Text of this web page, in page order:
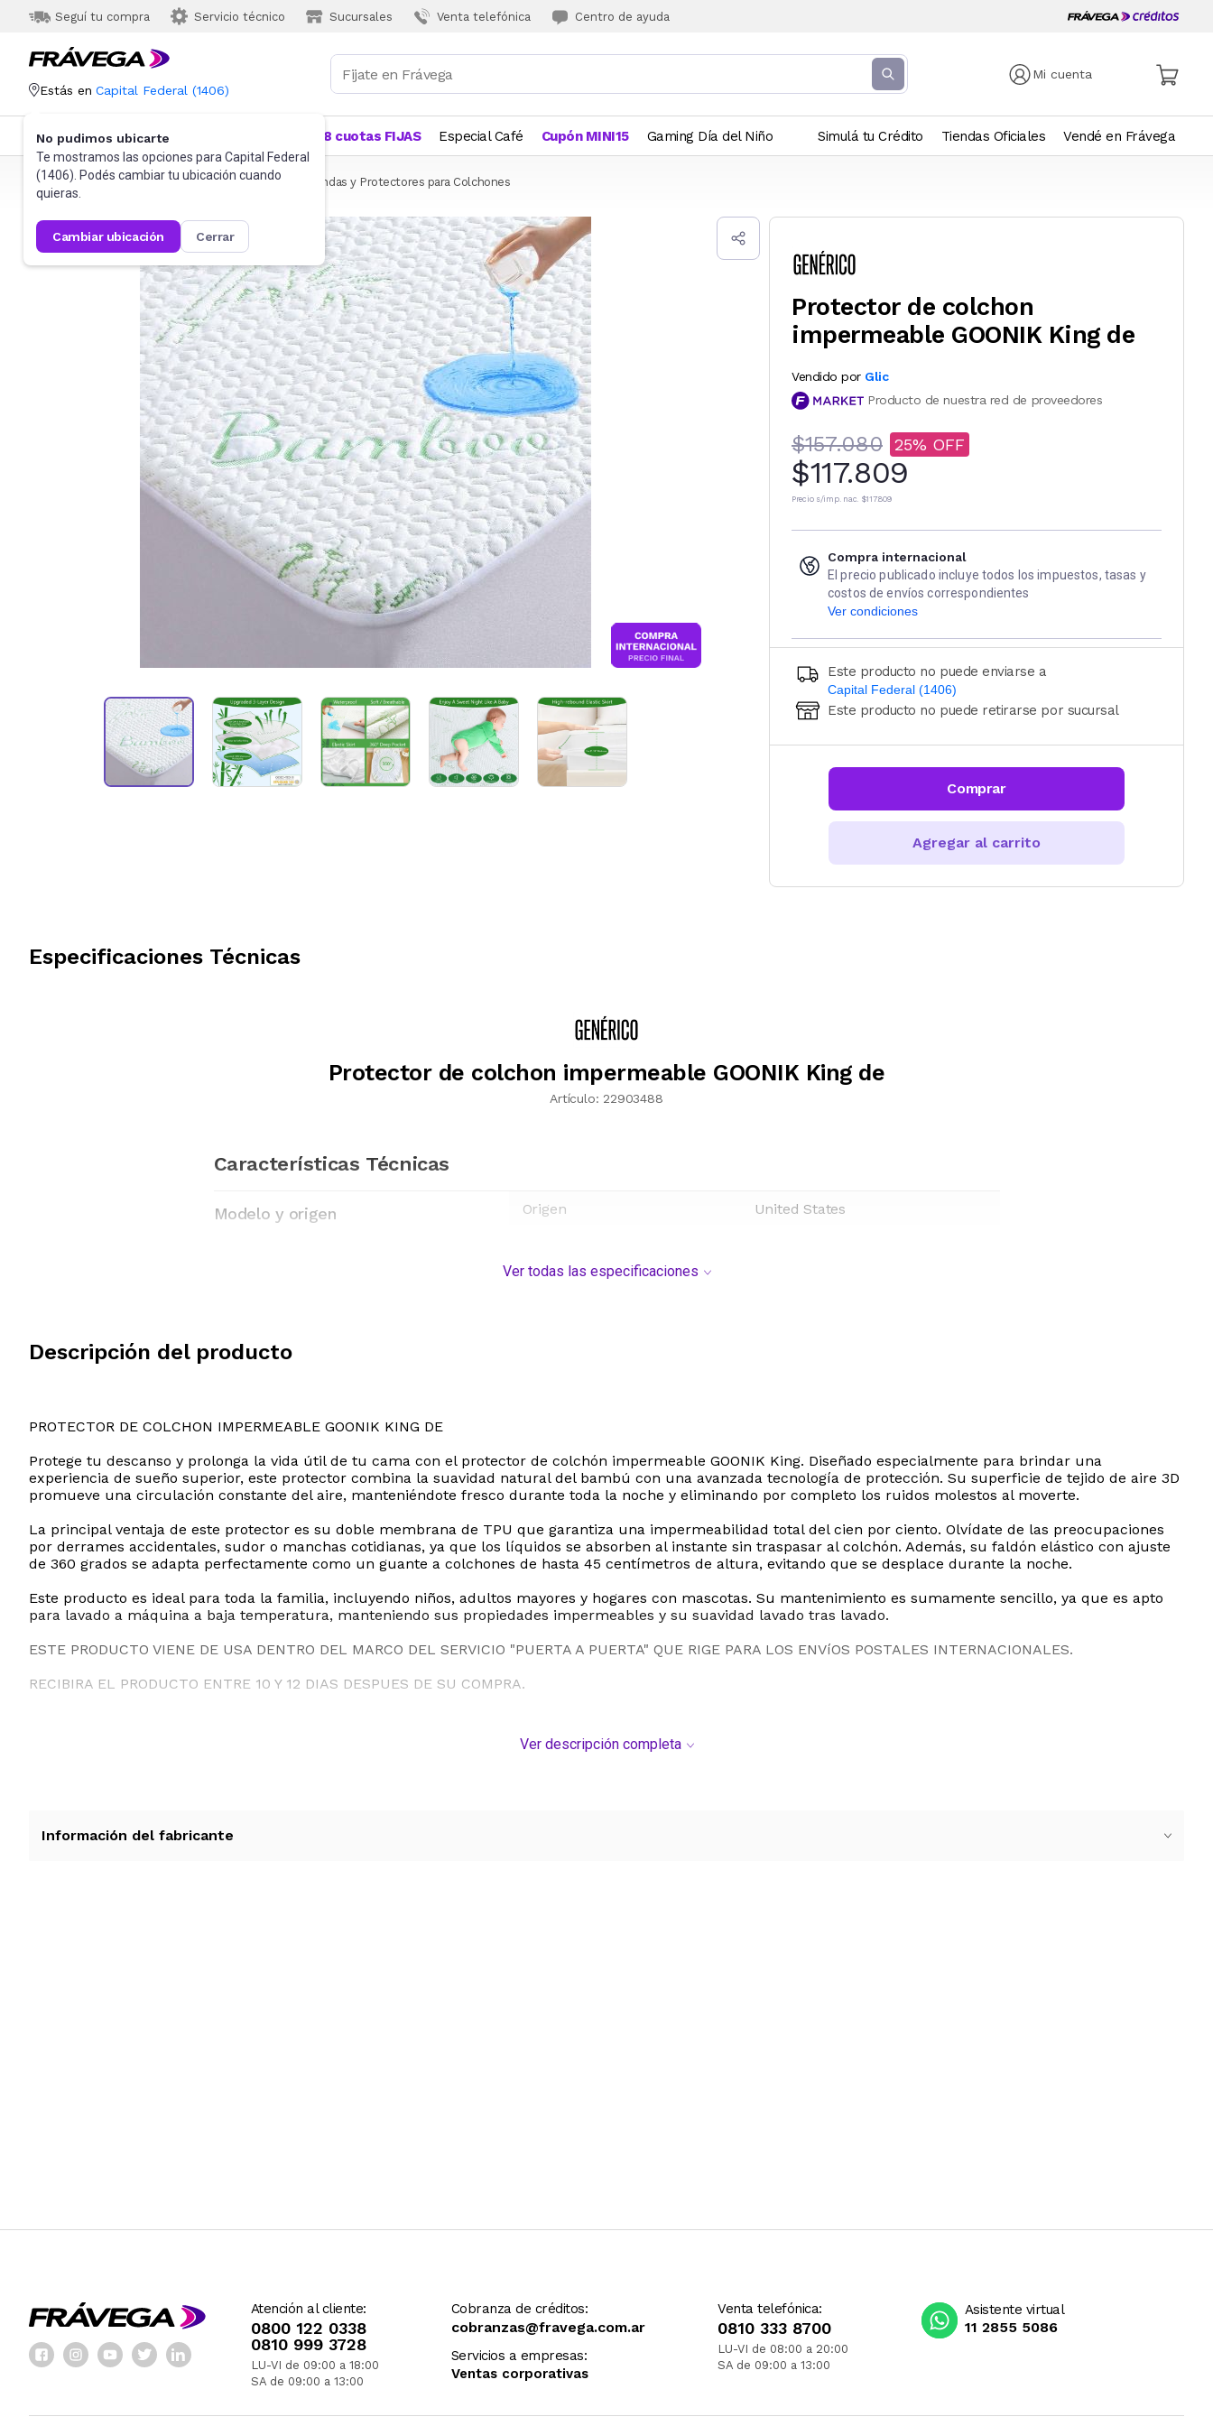
Seguí tu compra Servicio técnico Sucursales Venta telefónica Centro de ayuda
Mi cuenta
Estás en Capital Federal (1406)
No pudimos ubicarte
Te mostramos las opciones para Capital Federal
(1406). Podés cambiar tu ubicación cuando
quieras.
cambiar ubicación cerrar
Categorías Más Vendidos 18 cuotas FIJAS Especial Café Cupón MINI15 Gaming Día del Niño Simulá tu Crédito Tiendas Oficiales Vendé en Frávega
Frávega Hogar Blanquería Ropa de cama Fundas y Protectores para Colchones
Protector de colchon
impermeable GOONIK King de
Vendido por Glic
Producto de nuestra red de proveedores
$157.080 25
$117.809
Precio s/imp. nac. $117.809
Compra internacional
El precio publicado incluye todos los impuestos, tasas y
costos de envíos correspondientes
Ver condiciones
Este producto no puede enviarse a
Capital Federal (1406)
Ingresá código postal (sólo números)
CALCULAR
Este producto no puede retirarse por sucursal
Comprar
Agregar al carrito
Especificaciones Técnicas
Protector de colchon impermeable GOONIK King de
Artículo: 22903488
Características Técnicas
Modelo y origen Origen United States
Ver todas las especificaciones
Descripción del producto
PROTECTOR DE COLCHON IMPERMEABLE GOONIK KING DE
Protege tu descanso y prolonga la vida útil de tu cama con el protector de colchón impermeable GOONIK King. Diseñado especialmente para brindar una
experiencia de sueño superior, este protector combina la suavidad natural del bambú con una avanzada tecnología de protección. Su superficie de tejido de aire 3D
promueve una circulación constante del aire, manteniéndote fresco durante toda la noche y eliminando por completo los ruidos molestos al moverte.
La principal ventaja de este protector es su doble membrana de TPU que garantiza una impermeabilidad total del cien por ciento. Olvídate de las preocupaciones
por derrames accidentales, sudor o manchas cotidianas, ya que los líquidos se absorben al instante sin traspasar al colchón. Además, su faldón elástico con ajuste
de 360 grados se adapta perfectamente como un guante a colchones de hasta 45 centímetros de altura, evitando que se desplace durante la noche.
Este producto es ideal para toda la familia, incluyendo niños, adultos mayores y hogares con mascotas. Su mantenimiento es sumamente sencillo, ya que es apto
para lavado a máquina a baja temperatura, manteniendo sus propiedades impermeables y su suavidad lavado tras lavado.
ESTE PRODUCTO VIENE DE USA DENTRO DEL MARCO DEL SERVICIO "PUERTA A PUERTA" QUE RIGE PARA LOS ENVíOS POSTALES INTERNACIONALES.
RECIBIRA EL PRODUCTO ENTRE 10 Y 12 DIAS DESPUES DE SU COMPRA.
Ver descripción completa
Información del fabricante
Atención al cliente:
0800 122 0338
0810 999 3728
LU-VI de 09:00 a 18:00
SA de 09:00 a 13:00
Cobranza de créditos:
cobranzas@fravega.com.ar
Servicios a empresas:
Ventas corporativas
Venta telefónica:
0810 333 8700
LU-VI de 08:00 a 20:00
SA de 09:00 a 13:00
Asistente virtual
11 2855 5086